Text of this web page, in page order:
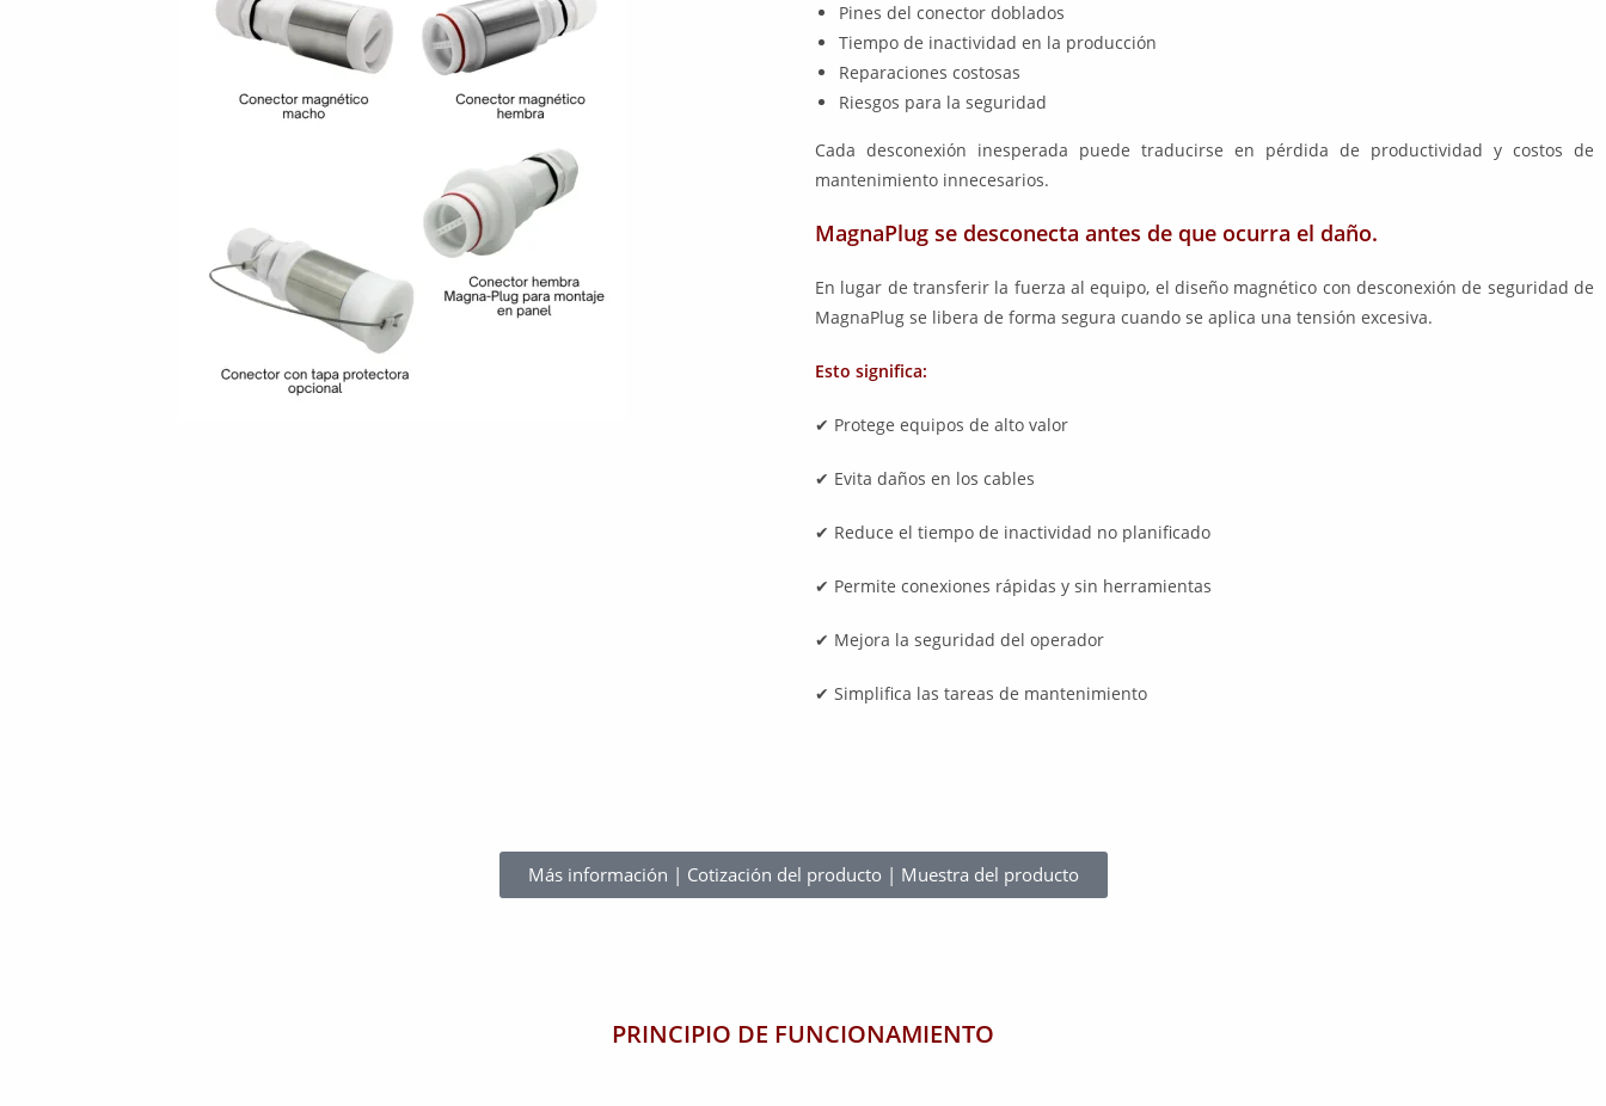
Pines del conector doblados
Tiempo de inactividad en la producción
Reparaciones costosas
Riesgos para la seguridad
Cada desconexión inesperada puede traducirse en pérdida de productividad y costos de
mantenimiento innecesarios.
MagnaPlug se desconecta antes de que ocurra el daño.
En lugar de transferir la fuerza al equipo, el diseño magnético con desconexión de seguridad de
MagnaPlug se libera de forma segura cuando se aplica una tensión excesiva.
Esto significa:
✔ Protege equipos de alto valor
✔ Evita daños en los cables
✔ Reduce el tiempo de inactividad no planificado
✔ Permite conexiones rápidas y sin herramientas
✔ Mejora la seguridad del operador
✔ Simplifica las tareas de mantenimiento
Más información | Cotización del producto | Muestra del producto
PRINCIPIO DE FUNCIONAMIENTO